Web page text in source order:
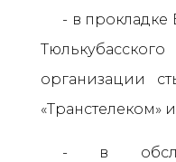
- в прокладке
организации
«Транстелеком»
- в